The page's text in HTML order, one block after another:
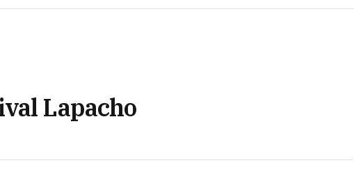
Lapacho